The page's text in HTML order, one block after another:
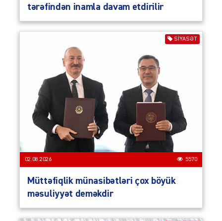
tərəfindən inamla davam etdirilir
SIYASƏT
02.08.2026 5570
Müttəfiqlik münasibətləri çox böyük
məsuliyyət deməkdir